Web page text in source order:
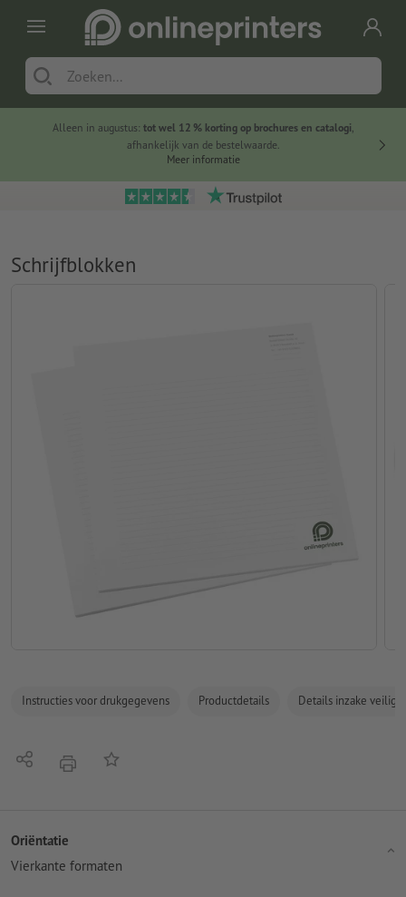
Alleen in augustus: tot wel 12 % korting op brochures en catalogi,
afhankelijk van de bestelwaarde.
Meer informatie
Schrijfblokken
Instructies voor drukgegevens Productdetails Details inzake
Delen afdrukkenOp de lijst
Oriëntatie
Vierkante formaten